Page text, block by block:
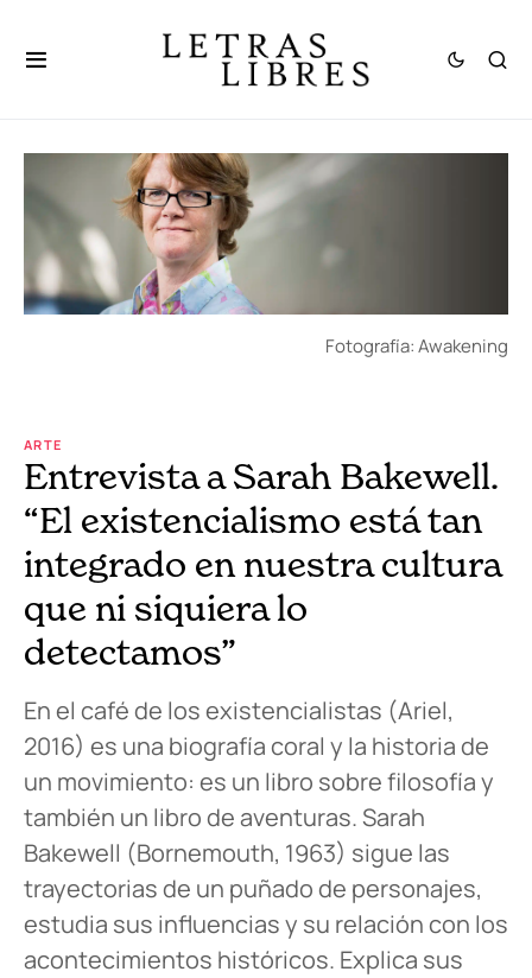
Fotografía: Awakening
ARTE
Entrevista a Sarah Bakewell.
“El existencialismo está tan
integrado en nuestra cultura
que ni siquiera lo
detectamos”
En el café de los existencialistas (Ariel,
2016) es una biografía coral y la historia de
un movimiento: es un libro sobre filosofía y
también un libro de aventuras. Sarah
Bakewell (Bornemouth, 1963) sigue las
trayectorias de un puñado de personajes,
estudia sus influencias y su relación con los
acontecimientos históricos. Explica sus